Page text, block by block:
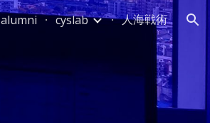
alumni cyslab 人海戦術